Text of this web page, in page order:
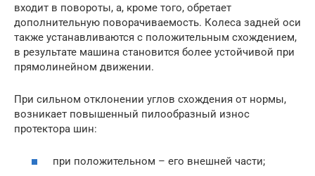
входит в повороты, а, кроме того, обретает
дополнительную поворачиваемость. Колеса задней оси
также устанавливаются с положительным схождением,
в результате машина становится более устойчивой при
прямолинейном движении.
При сильном отклонении углов схождения от нормы,
возникает повышенный пилообразный износ
протектора шин:
при положительном – его внешней части;